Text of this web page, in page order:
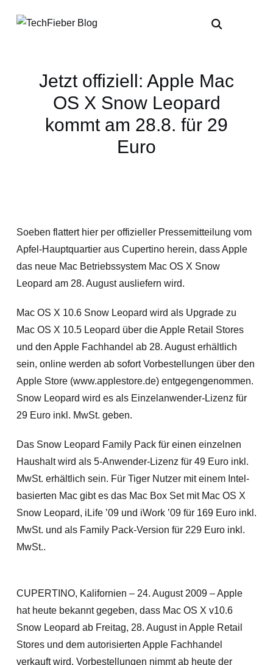
Jetzt offiziell: Apple Mac
OS X Snow Leopard
kommt am 28.8. für 29
Euro
Soeben flattert hier per offizieller Pressemitteilung vom
Apfel-Hauptquartier aus Cupertino herein, dass Apple
das neue Mac Betriebssystem Mac OS X Snow
Leopard am 28. August ausliefern wird.
Mac OS X 10.6 Snow Leopard wird als Upgrade zu
Mac OS X 10.5 Leopard über die Apple Retail Stores
und den Apple Fachhandel ab 28. August erhältlich
sein, online werden ab sofort Vorbestellungen über den
Apple Store (www.applestore.de) entgegengenommen.
Snow Leopard wird es als Einzelanwender-Lizenz für
29 Euro inkl. MwSt. geben.
Das Snow Leopard Family Pack für einen einzelnen
Haushalt wird als 5-Anwender-Lizenz für 49 Euro inkl.
MwSt. erhältlich sein. Für Tiger Nutzer mit einem Intel-
basierten Mac gibt es das Mac Box Set mit Mac OS X
Snow Leopard, iLife ’09 und iWork ’09 für 169 Euro inkl.
MwSt. und als Family Pack-Version für 229 Euro inkl.
MwSt..
CUPERTINO, Kalifornien – 24. August 2009 – Apple
hat heute bekannt gegeben, dass Mac OS X v10.6
Snow Leopard ab Freitag, 28. August in Apple Retail
Stores und dem autorisierten Apple Fachhandel
verkauft wird. Vorbestellungen nimmt ab heute der